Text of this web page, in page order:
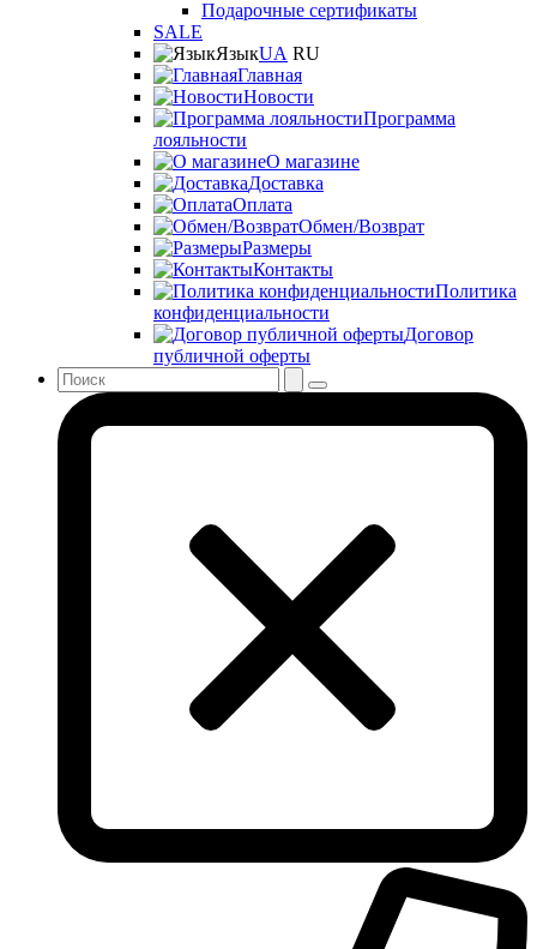
Подарочные сертификаты
SALE
ЯзыкUA RU
Главная
Новости
Программа
лояльности
О магазине
Доставка
Оплата
Обмен/Возврат
Размеры
Контакты
Политика
конфиденциальности
Договор
публичной оферты